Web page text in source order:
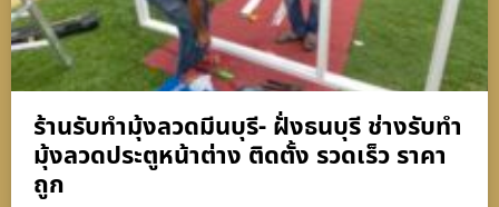
ร้านรับทำมุ้งลวดมีนบุรี- ฝั่งธนบุรี ช่างรับทำ
มุ้งลวดประตูหน้าต่าง ติดตั้ง รวดเร็ว ราคา
ถูก